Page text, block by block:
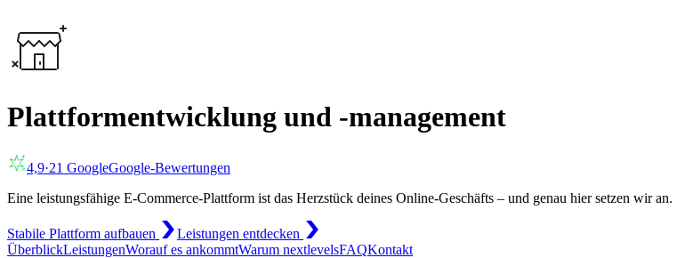
Plattformentwicklung und -management
4,9·21 GoogleGoogle-Bewertungen
Eine leistungsfähige E-Commerce-Plattform ist das Herzstück deines Online-Geschäfts – und genau hier setzen wir an.
Stabile Plattform aufbauen
Leistungen entdecken
ÜberblickLeistungenWorauf es ankommtWarum nextlevelsFAQKontakt